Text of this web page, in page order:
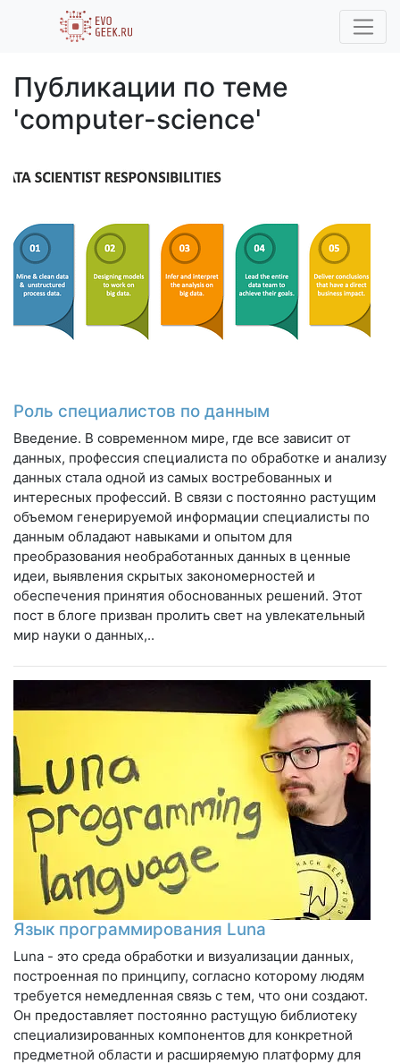
Публикации по теме
'computer-science'
Роль специалистов по данным
Введение. В современном мире, где все зависит от
данных, профессия специалиста по обработке и анализу
данных стала одной из самых востребованных и
интересных профессий. В связи с постоянно растущим
объемом генерируемой информации специалисты по
данным обладают навыками и опытом для
преобразования необработанных данных в ценные
идеи, выявления скрытых закономерностей и
обеспечения принятия обоснованных решений. Этот
пост в блоге призван пролить свет на увлекательный
мир науки о данных,..
Язык программирования Luna
Luna - это среда обработки и визуализации данных,
построенная по принципу, согласно которому людям
требуется немедленная связь с тем, что они создают.
Он предоставляет постоянно растущую библиотеку
специализированных компонентов для конкретной
предметной области и расширяемую платформу для